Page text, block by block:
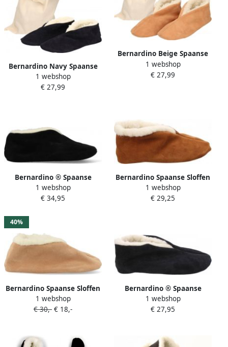
Bernardino Navy Spaanse
kinder sloffen pantoffels
van echt leer suede met
1 webshop
€ 27,99
Bernardino Beige Spaanse
sloffen pantoffels van echt
leer suede voor met
1 webshop
€ 27,99
Bernardino ® Spaanse
sloffen 100% Wol Zwart
zwart
1 webshop
€ 34,95
Bernardino Spaanse Sloffen
Unisex cognac 100% wol
1 webshop
€ 29,25
40%
Bernardino Spaanse Sloffen
Kids Beige 24
1 webshop
€ 30,- € 18,-
Bernardino ® Spaanse
Sloffen 100% Wol zwart
1 webshop
€ 27,95